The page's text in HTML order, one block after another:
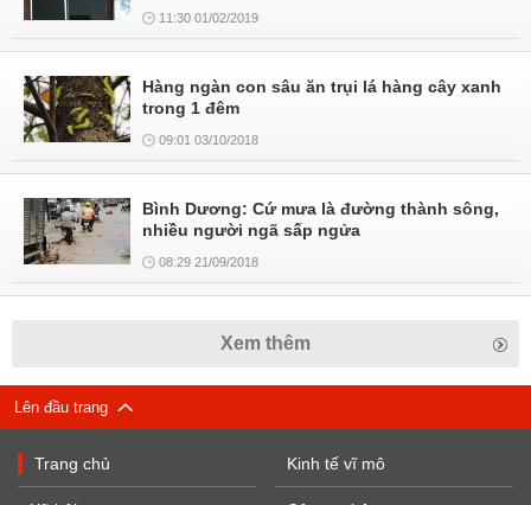
11:30 01/02/2019
Hàng ngàn con sâu ăn trụi lá hàng cây xanh
trong 1 đêm
09:01 03/10/2018
Bình Dương: Cứ mưa là đường thành sông,
nhiều người ngã sấp ngửa
08:29 21/09/2018
Xem thêm
Lên đầu trang
Trang chủ Kinh tế vĩ mô